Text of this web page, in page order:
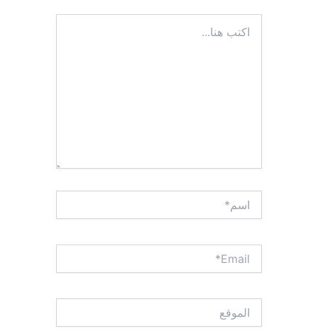
اكتب
هنا...
اسم*
Email*
الموقع